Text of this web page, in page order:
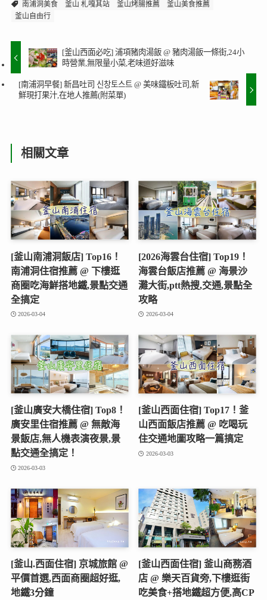
南浦洞美食
釜山 札嘎其站 釜山烤腸推薦
釜山美食推薦
釜山自由行
[釜山西面必吃] 浦項豬肉湯飯 @ 豬肉湯飯一條街,24小
時營業,無限量小菜,老味道好滋味
[南浦洞早餐] 新昌吐司 신창토스트 @ 美味鐵板吐司,新
鮮現打果汁,在地人推薦(附菜單)
相關文章
[釜山南浦洞飯店] Top16！
南浦洞住宿推薦 @ 下樓逛
商圈吃海鮮搭地鐵,景點交通
全搞定
2026-03-04
[2026海雲台住宿] Top19！
海雲台飯店推薦 @ 海景沙
灘大街,ptt熱搜,交通,景點全
攻略
2026-03-04
[釜山廣安大橋住宿] Top8！
廣安里住宿推薦 @ 無敵海
景飯店,無人機表演夜景,景
點交通全搞定！
2026-03-03
[釜山西面住宿] Top17！釜
山西面飯店推薦 @ 吃喝玩
住交通地圖攻略一篇搞定
2026-03-03
[釜山.西面住宿] 京城旅館 @
平價首選,西面商圈超好逛,
地鐵3分鐘
[釜山西面住宿] 釜山商務酒
店 @ 樂天百貨旁,下樓逛街
吃美食+搭地鐵超方便,高CP